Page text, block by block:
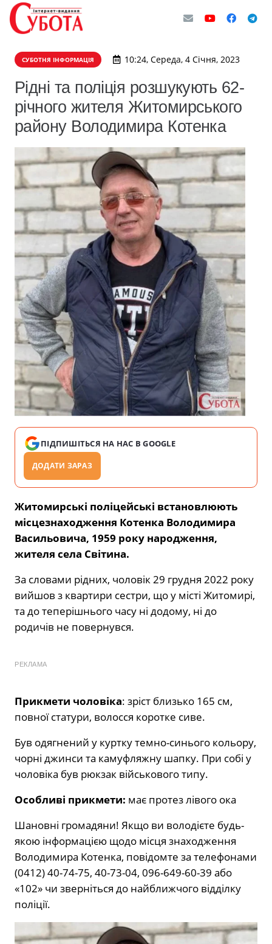
СУБОТНЯ ІНФОРМАЦІЯ 10:24, Середа, 4 Січня, 2023
Рідні та поліція розшукують 62-
річного жителя Житомирського
району Володимира Котенка
ПІДПИШІТЬСЯ НА НАС В GOOGLE
ДОДАТИ ЗАРАЗ
Житомирські поліцейські встановлюють
місцезнаходження Котенка Володимира
Васильовича, 1959 року народження,
жителя села Світина.
За словами рідних, чоловік 29 грудня 2022 року
вийшов з квартири сестри, що у місті Житомирі,
та до теперішнього часу ні додому, ні до
родичів не повернувся.
РЕКЛАМА
Прикмети чоловіка: зріст близько 165 см,
повної статури, волосся коротке сиве.
Був одягнений у куртку темно-синього кольору,
чорні джинси та камуфляжну шапку. При собі у
чоловіка був рюкзак військового типу.
Особливі прикмети: має протез лівого ока
Шановні громадяни! Якщо ви володієте будь-
якою інформацією щодо місця знаходження
Володимира Котенка, повідомте за телефонами
(0412) 40-74-75, 40-73-04, 096-649-60-39 або
«102» чи зверніться до найближчого відділку
поліції.